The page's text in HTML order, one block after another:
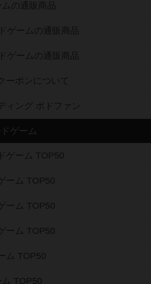
の通販商品
ゲームの通販商品
ゲームの通販商品
ーポンについて
ィング ボドファン
ゲーム
ゲーム TOP50
ーム TOP50
ーム TOP50
ーム TOP50
ム TOP50
TOP50